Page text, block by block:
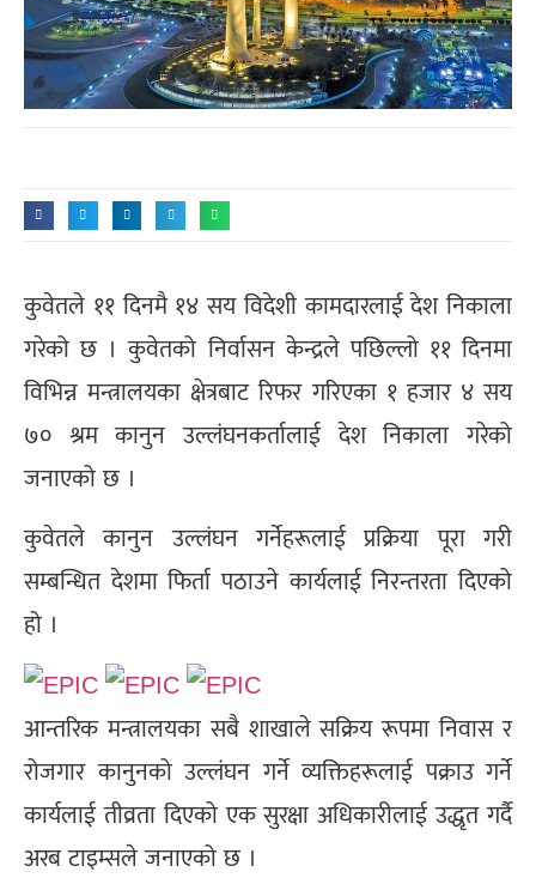
कुवेतले ११ दिनमै १४ सय विदेशी कामदारलाई देश निकाला
गरेको छ । कुवेतको निर्वासन केन्द्रले पछिल्लो ११ दिनमा
विभिन्न मन्त्रालयका क्षेत्रबाट रिफर गरिएका १ हजार ४ सय
७० श्रम कानुन उल्लंघनकर्तालाई देश निकाला गरेको
जनाएको छ ।
कुवेतले कानुन उल्लंघन गर्नेहरूलाई प्रक्रिया पूरा गरी
सम्बन्धित देशमा फिर्ता पठाउने कार्यलाई निरन्तरता दिएको
हो ।
आन्तरिक मन्त्रालयका सबै शाखाले सक्रिय रूपमा निवास र
रोजगार कानुनको उल्लंघन गर्ने व्यक्तिहरूलाई पक्राउ गर्ने
कार्यलाई तीव्रता दिएको एक सुरक्षा अधिकारीलाई उद्धृत गर्दै
अरब टाइम्सले जनाएको छ ।